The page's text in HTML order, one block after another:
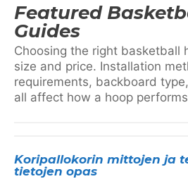
Featured
Guides
Choosing the right basketball
size and price. Installation
requirements, backboard
all affect how a hoop performs
Koripallokorin mittojen ja
tietojen opas